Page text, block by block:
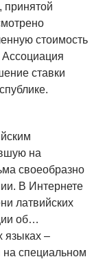
принятой
стоимость
Ассоциация
ставки
на
своеобразно
В Интернете
латвийских
об…
языках –
специальном